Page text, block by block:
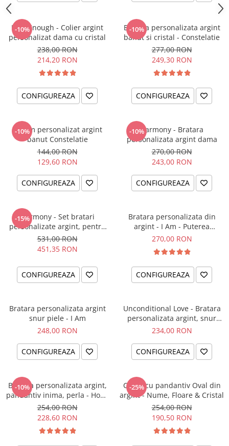
-10%
I am Enough - Colier argint
personalizat dama cu cristal
238,00 RON
214,20 RON
CONFIGUREAZA
-10%
Bratara personalizata argint
banut si cristal - Constelatie
277,00 RON
249,30 RON
CONFIGUREAZA
-10%
Charm personalizat argint
banut Constelatie
144,00 RON
129,60 RON
CONFIGUREAZA
-10%Harmony - Bratara
personalizata argint dama
270,00 RON
243,00 RON
CONFIGUREAZA
-15%
Harmony - Set bratari
personalizate argint, pentru
el si ea
531,00 RON
451,35 RON
CONFIGUREAZA
Bratara personalizata din
argint - I Am - Puterea
intentiei la mana ta
270,00 RON
CONFIGUREAZA
Bratara personalizata argint
snur piele - I Am
248,00 RON
CONFIGUREAZA
Unconditional Love - Bratara
personalizata argint, snur
impletit piele
234,00 RON
CONFIGUREAZA
-10%
Bratara personalizata argint,
pandantiv inima, perla - Hope
& Faith
254,00 RON
228,60 RON
-25%
Colier cu pandantiv Oval din
argint - Nume, Floare & Cristal
254,00 RON
190,50 RON